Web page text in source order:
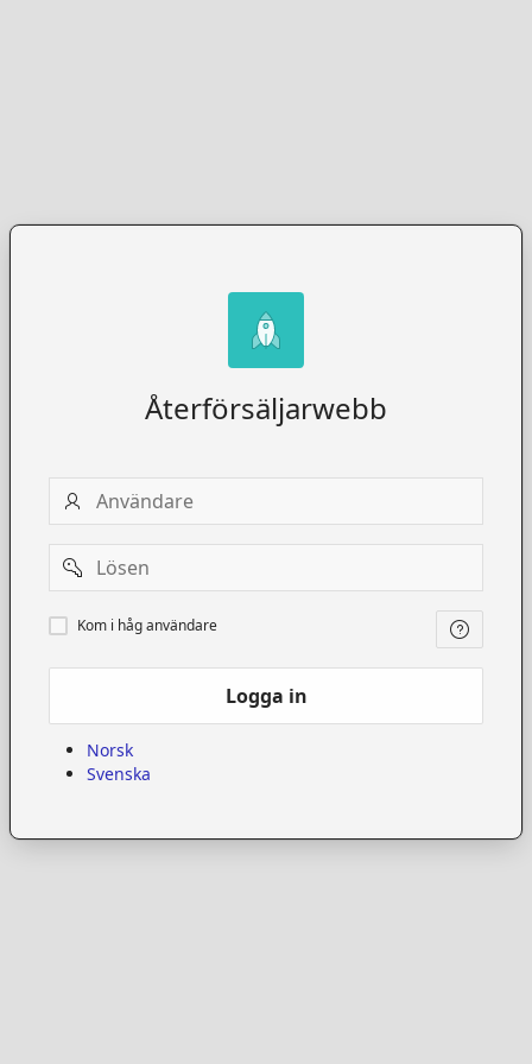
Återförsäljarwebb
Användare
Password
Kom
i
Kom i håg användare
Logga in
Norsk
Svenska